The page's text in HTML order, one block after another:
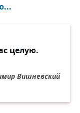
целую.
Вишневский